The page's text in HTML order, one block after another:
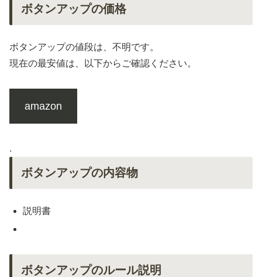
ボタンアップの価格
ボタンアップの値段は、不明です。
現在の最安値は、以下からご確認ください。
amazon
.
ボタンアップの内容物
説明書
ボタンアップのルール説明